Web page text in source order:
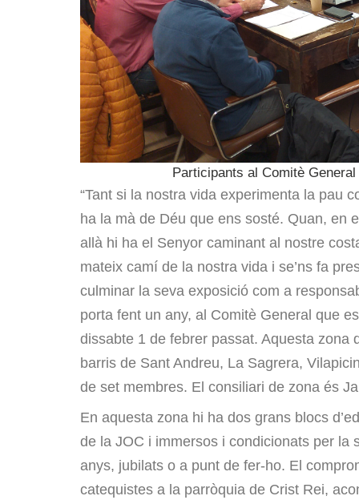
Participants al Comitè
“Tant si la nostra vida experimenta la pau
ha la mà de Déu que ens sosté. Quan, en
allà hi ha el Senyor caminant al nostre
mateix camí de la nostra vida i se’ns fa
culminar la seva exposició com a
porta fent un any, al Comitè General que
dissabte 1 de febrer passat. Aquesta zona
barris de Sant Andreu, La Sagrera,
de set membres. El consiliari de zona és
En aquesta zona hi ha dos grans blocs
de la JOC i immersos i condicionats per la
anys, jubilats o a punt de fer-ho. El
catequistes a la parròquia de Crist Rei,